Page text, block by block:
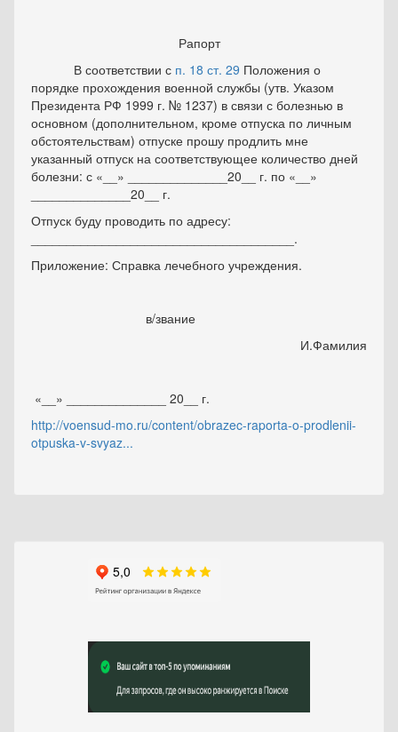
Рапорт
В соответствии с п. 18 ст. 29 Положения о
порядке прохождения военной службы (утв. Указом
Президента РФ 1999 г. № 1237) в связи с болезнью в
основном (дополнительном, кроме отпуска по личным
обстоятельствам) отпуске прошу продлить мне
указанный отпуск на соответствующее количество дней
болезни: с «__» ______________20__ г. по «__»
______________20__ г.
Отпуск буду проводить по адресу:
_____________________________________.
Приложение: Справка лечебного учреждения.
в/звание
И.Фамилия
«__» ______________ 20__ г.
http://voensud-mo.ru/content/obrazec-raporta-o-prodlenii-
otpuska-v-svyaz...